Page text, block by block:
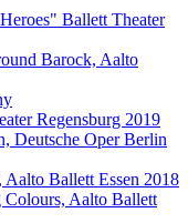
Ballett Theater
Barock, Aalto
Regensburg 2019
Deutsche Oper Berlin
Ballett Essen 2018
Aalto Ballett